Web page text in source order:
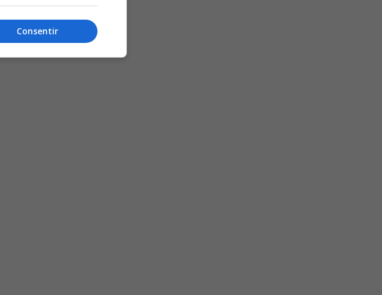
Consentir